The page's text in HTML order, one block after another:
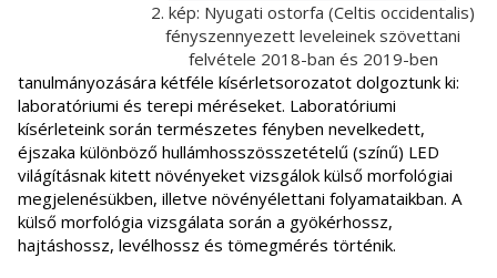
2. kép: Nyugati ostorfa (Celtis occidentalis)
fényszennyezett leveleinek szövettani
felvétele 2018-ban és 2019-ben
tanulmányozására kétféle kísérletsorozatot dolgoztunk ki:
laboratóriumi és terepi méréseket. Laboratóriumi
kísérleteink során természetes fényben nevelkedett,
éjszaka különböző hullámhosszösszetételű (színű) LED
világításnak kitett növényeket vizsgálok külső morfológiai
megjelenésükben, illetve növényélettani folyamataikban. A
külső morfológia vizsgálata során a gyökérhossz,
hajtáshossz, levélhossz és tömegmérés történik.